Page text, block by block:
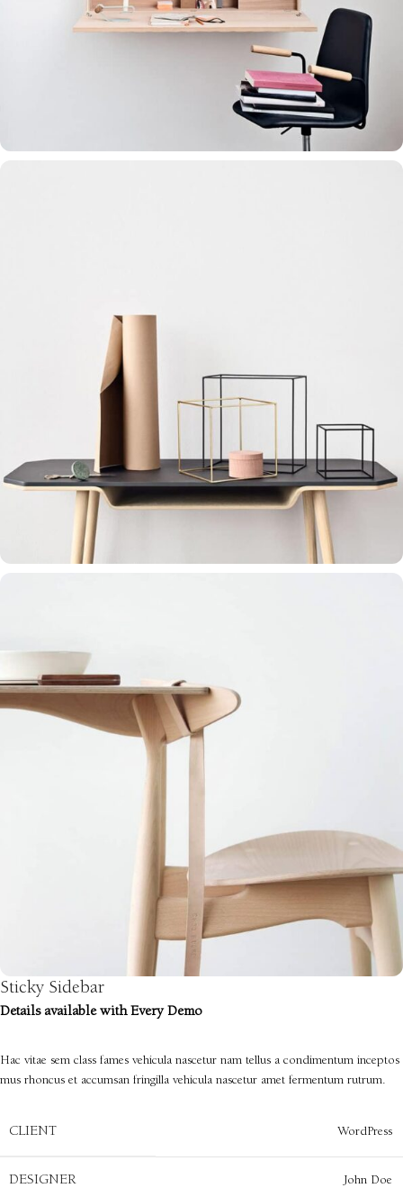
Sticky Sidebar
Details available with Every Demo
Hac vitae sem class fames vehicula nascetur nam tellus a condimentum inceptos
mus rhoncus et accumsan fringilla vehicula nascetur amet fermentum rutrum.
CLIENT WordPress
DESIGNER John Doe